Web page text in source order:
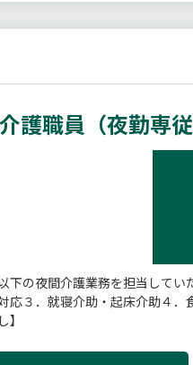
護職員（夜勤専従
下の夜間介護業務を担当してい
３．就寝介助・起床介助４．